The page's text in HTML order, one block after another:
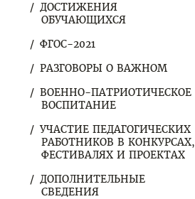
ДОСТИЖЕНИЯ
ОБУЧАЮЩИХСЯ
ФГОС-2021
РАЗГОВОРЫ О ВАЖНОМ
ВОЕННО-ПАТРИОТИЧЕСКОЕ
ВОСПИТАНИЕ
УЧАСТИЕ ПЕДАГОГИЧЕСКИХ
РАБОТНИКОВ В КОНКУРСАХ,
ФЕСТИВАЛЯХ И ПРОЕКТАХ
ДОПОЛНИТЕЛЬНЫЕ
СВЕДЕНИЯ